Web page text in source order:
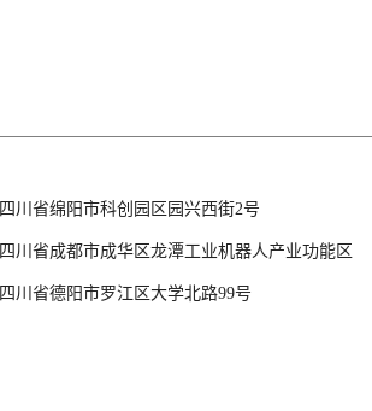
四川省绵阳市科创园区园兴西街2号
四川省成都市成华区龙潭工业机器人产业功能区
四川省德阳市罗江区大学北路99号